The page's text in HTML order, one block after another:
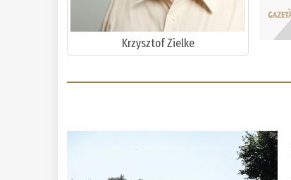
Krzysztof Zielke